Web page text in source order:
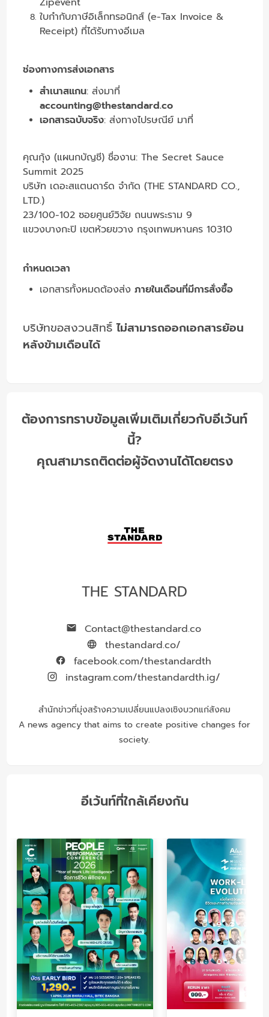
ใบกำกับภาษีอิเล็กทรอนิกส์ (e-Tax Invoice &
Receipt) ที่ได้รับทางอีเมล
ช่องทางการส่งเอกสาร
สำเนาสแกน: ส่งมาที่
accounting@thestandard.co
เอกสารฉบับจริง: ส่งทางไปรษณีย์ มาที่
คุณกุ้ง (แผนกบัญชี) ชื่องาน: The Secret Sauce
Summit 2025
บริษัท เดอะสแตนดาร์ด จำกัด (THE STANDARD CO.,
LTD.)
23/100-102 ซอยศูนย์วิจัย ถนนพระราม 9
แขวงบางกะปิ เขตห้วยขวาง กรุงเทพมหานคร 10310
กำหนดเวลา
เอกสารทั้งหมดต้องส่งภายในเดือนที่มีการสั่งซื้อ
บริษัทขอสงวนสิทธิ์ไม่สามารถออกเอกสารย้อน
หลังข้ามเดือนได้
ต้องการทราบข้อมูลเพิ่มเติมเกี่ยวกับอีเว้นท์
นี้?
คุณสามารถติดต่อผู้จัดงานได้โดยตรง
THE STANDARD
Contact@thestandard.co
thestandard.co/
facebook.com/thestandardth
instagram.com/thestandardth.ig/
สำนักข่าวที่มุ่งสร้างความเปลี่ยนแปลงเชิงบวกแก่สังคม
A news agency that aims to create positive changes for
society.
อีเว้นท์ที่ใกล้เคียงกัน